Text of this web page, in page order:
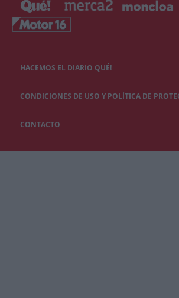
HACEMOS EL DIARIO QUÉ!
CONDICIONES DE USO Y POLÍTICA DE
CONTACTO